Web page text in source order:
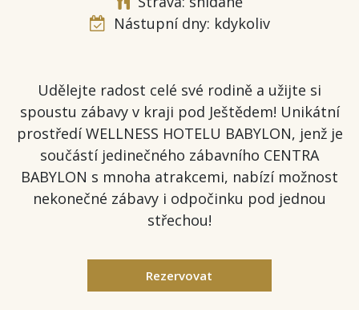
Nástupní dny: kdykoliv
Udělejte radost celé své rodině a užijte si
spoustu zábavy v kraji pod Ještědem! Unikátní
prostředí WELLNESS HOTELU BABYLON, jenž je
součástí jedinečného zábavního CENTRA
BABYLON s mnoha atrakcemi, nabízí možnost
nekonečné zábavy i odpočinku pod jednou
střechou!
Rezervovat